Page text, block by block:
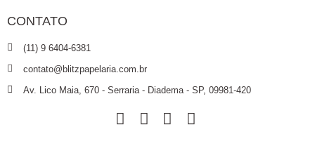
CONTATO
(11) 9 6404-6381
contato@blitzpapelaria.com.br
Av. Lico Maia, 670 - Serraria - Diadema - SP, 09981-420